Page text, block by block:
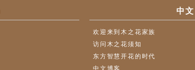
中文
欢迎来到木之花家族
访问木之花须知
东方智慧开花的时代
中文博客